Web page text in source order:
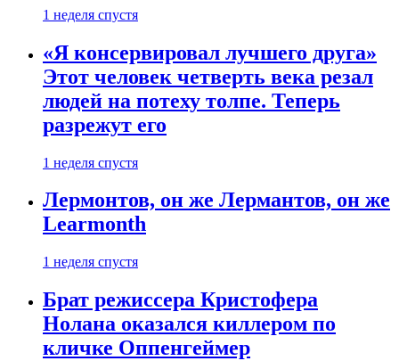
1 неделя спустя
«Я консервировал лучшего друга»
Этот человек четверть века резал
людей на потеху толпе. Теперь
разрежут его
1 неделя спустя
Лермонтов, он же Лермантов, он же
Learmonth
1 неделя спустя
Брат режиссера Кристофера
Нолана оказался киллером по
кличке Оппенгеймер